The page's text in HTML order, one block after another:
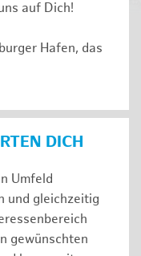
auf Dich!
Hafen, das
DICH
Umfeld
und gleichzeitig
gewünschten